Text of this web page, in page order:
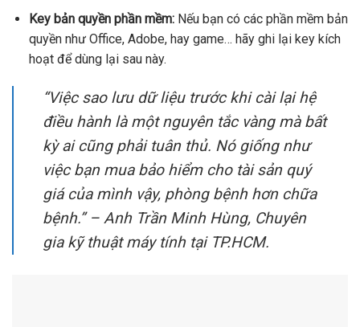
Key bản quyền phần mềm:Nếu bạn có các phần mềm bản
quyền như Office, Adobe, hay game… hãy ghi lại key kích
hoạt để dùng lại sau này.
“Việc sao lưu dữ liệu trước khi cài lại hệ
điều hành là một nguyên tắc vàng mà bất
kỳ ai cũng phải tuân thủ. Nó giống như
việc bạn mua bảo hiểm cho tài sản quý
giá của mình vậy, phòng bệnh hơn chữa
bệnh.” – Anh Trần Minh Hùng, Chuyên
gia kỹ thuật máy tính tại TP.HCM.